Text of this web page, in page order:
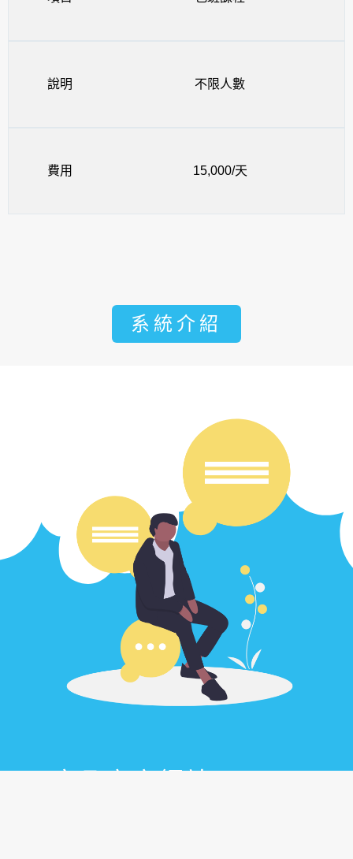
說明 不限人數
費用 15,000/天
系統介紹